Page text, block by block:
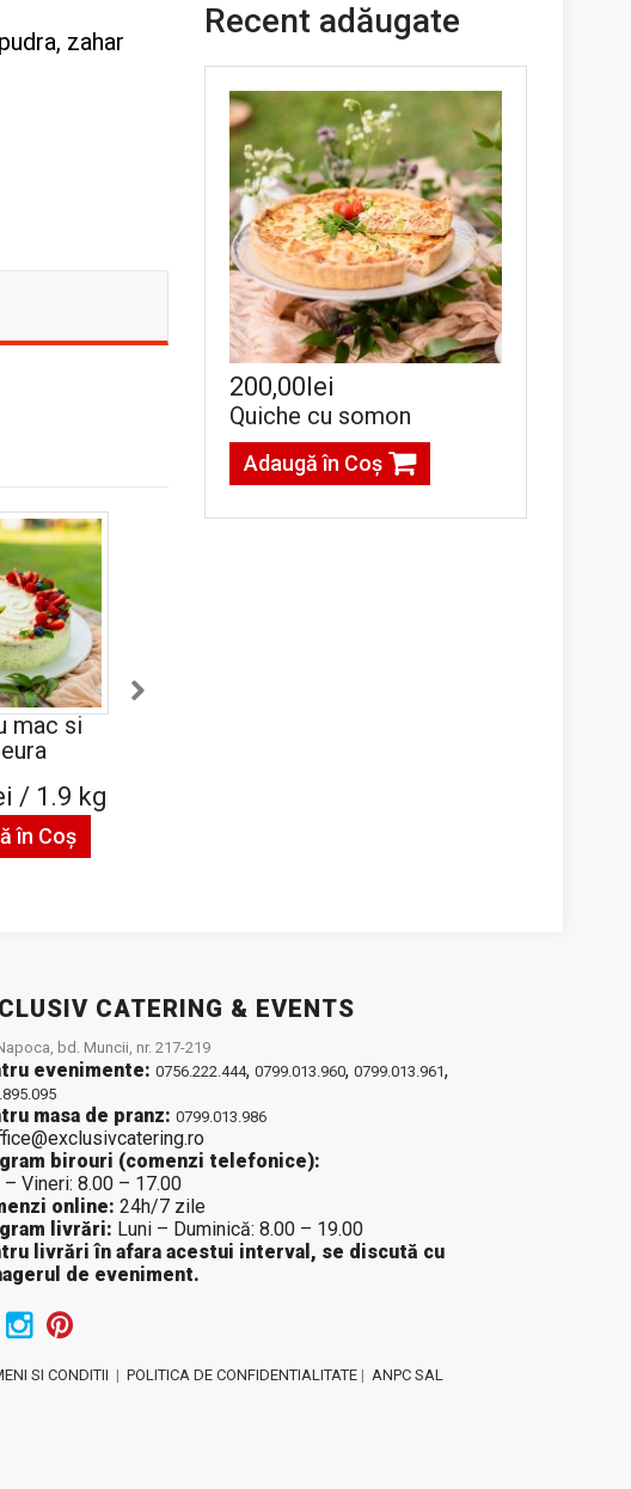
zahar
mac si
/ 1.9 kg
în Coş
Recent adăugate
200,00lei
Quiche cu somon
Adaugă în Coş
CATERING & EVENTS
bd. Muncii, nr. 217-219
evenimente: 0756.222.444, 0799.013.960, 0799.013.961,
masa de pranz: 0799.013.986
birouri (comenzi telefonice):
– Vineri: 8.00 – 17.00
online: 24h/7 zile
livrări: Luni – Duminică: 8.00 – 19.00
livrări în afara acestui interval, se discută cu
de eveniment.
SI CONDITII | POLITICA DE CONFIDENTIALITATE | ANPC SAL